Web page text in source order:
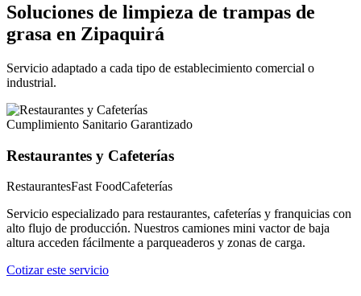
Soluciones de limpieza de trampas de
grasa en Zipaquirá
Servicio adaptado a cada tipo de establecimiento comercial o
industrial.
Cumplimiento Sanitario Garantizado
Restaurantes y Cafeterías
RestaurantesFast FoodCafeterías
Servicio especializado para restaurantes, cafeterías y franquicias con
alto flujo de producción. Nuestros camiones mini vactor de baja
altura acceden fácilmente a parqueaderos y zonas de carga.
Cotizar este servicio